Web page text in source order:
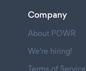
Company
About POWR
We're hiring!
Terms of Service